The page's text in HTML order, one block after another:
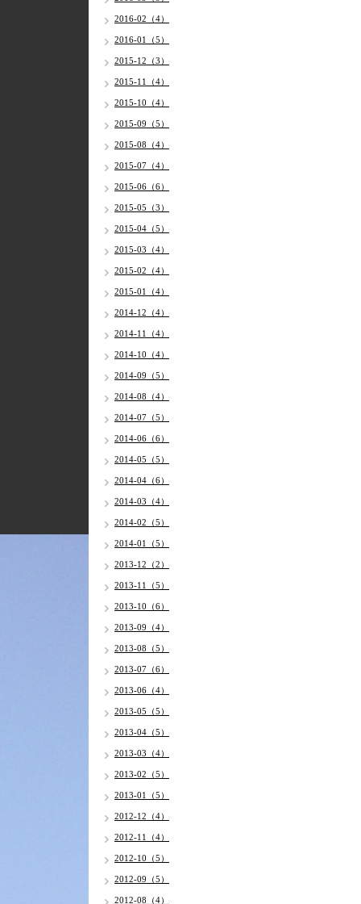
2016-02（4）
2016-01（5）
2015-12（3）
2015-11（4）
2015-10（4）
2015-09（5）
2015-08（4）
2015-07（4）
2015-06（6）
2015-05（3）
2015-04（5）
2015-03（4）
2015-02（4）
2015-01（4）
2014-12（4）
2014-11（4）
2014-10（4）
2014-09（5）
2014-08（4）
2014-07（5）
2014-06（6）
2014-05（5）
2014-04（6）
2014-03（4）
2014-02（5）
2014-01（5）
2013-12（2）
2013-11（5）
2013-10（6）
2013-09（4）
2013-08（5）
2013-07（6）
2013-06（4）
2013-05（5）
2013-04（5）
2013-03（4）
2013-02（5）
2013-01（5）
2012-12（4）
2012-11（4）
2012-10（5）
2012-09（5）
2012-08（4）